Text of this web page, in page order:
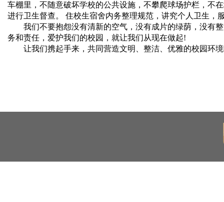
车棚里，不随意破坏学校的公共设施，不攀爬球场护栏，不
进行卫生督查。 住校生宿舍内务整理规范，讲究个人卫生，
我们不要抱怨没有清新的空气，没有成片的绿荫，没有
务和责任，爱护我们的校园，就让我们从现在做起!
让我们携起手来，共同营造文明、整洁、优雅的校园环